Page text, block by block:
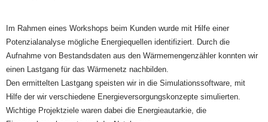
Im Rahmen eines Workshops beim Kunden wurde mit Hilfe einer
Potenzialanalyse mögliche Energiequellen identifiziert. Durch die
Aufnahme von Bestandsdaten aus den Wärmemengenzähler konnten wir
einen Lastgang für das Wärmenetz nachbilden.
Den ermittelten Lastgang speisten wir in die Simulationssoftware, mit
Hilfe der wir verschiedene Energieversorgungskonzepte simulierten.
Wichtige Projektziele waren dabei die Energieautarkie, die